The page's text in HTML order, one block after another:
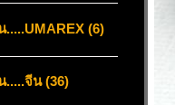
(6)
จีน (36)